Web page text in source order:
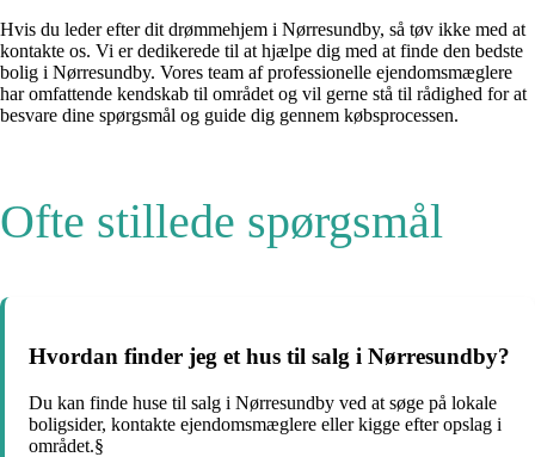
Hvis du leder efter dit drømmehjem i Nørresundby, så tøv ikke med at
kontakte os. Vi er dedikerede til at hjælpe dig med at finde den bedste
bolig i Nørresundby. Vores team af professionelle ejendomsmæglere
har omfattende kendskab til området og vil gerne stå til rådighed for at
besvare dine spørgsmål og guide dig gennem købsprocessen.
Ofte stillede spørgsmål
Hvordan finder jeg et hus til salg i Nørresundby?
Du kan finde huse til salg i Nørresundby ved at søge på lokale
boligsider, kontakte ejendomsmæglere eller kigge efter opslag i
området.§